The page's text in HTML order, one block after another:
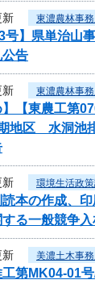
新 東濃農林事
号】県単治山
公告
新 東濃農林事
】【東農工第
地区 水洞池
新 環境生活政
本の作成、
る一般競争
新 美濃土木事
工第MK04-01